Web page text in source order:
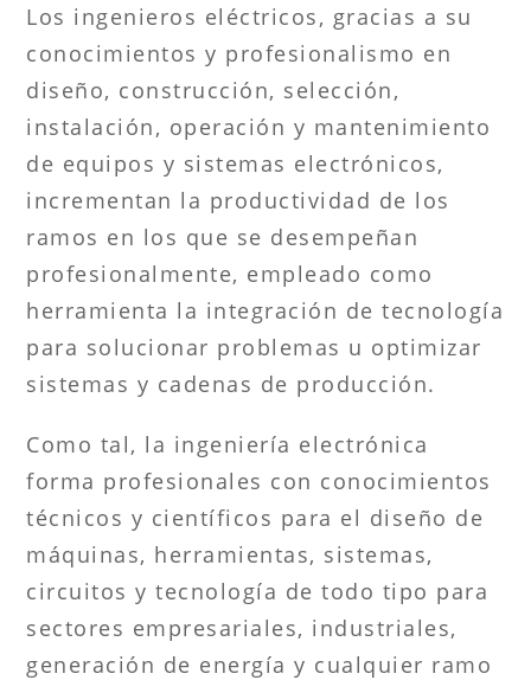
Los ingenieros eléctricos, gracias a su
conocimientos y profesionalismo en
diseño, construcción, selección,
instalación, operación y mantenimiento
de equipos y sistemas electrónicos,
incrementan la productividad de los
ramos en los que se desempeñan
profesionalmente, empleado como
herramienta la integración de tecnología
para solucionar problemas u optimizar
sistemas y cadenas de producción.
Como tal, la ingeniería electrónica
forma profesionales con conocimientos
técnicos y científicos para el diseño de
máquinas, herramientas, sistemas,
circuitos y tecnología de todo tipo para
sectores empresariales, industriales,
generación de energía y cualquier ramo